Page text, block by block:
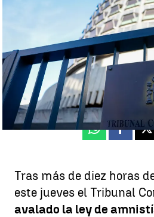
El pleno del Tribunal Constitucional
Ángela Clemente | Irene
Publicado:26 de junio de 2025,
Whatsapp X
Tras más de diez horas
este jueves el Tribunal
avalado la ley de